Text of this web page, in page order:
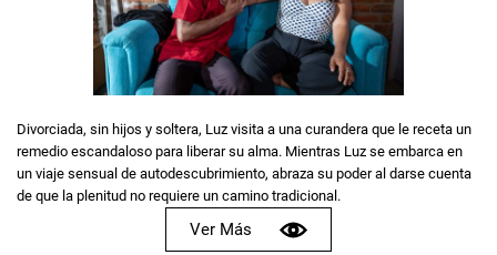
Divorciada, sin hijos y soltera, Luz visita a una curandera que le receta un
remedio escandaloso para liberar su alma. Mientras Luz se embarca en
un viaje sensual de autodescubrimiento, abraza su poder al darse cuenta
de que la plenitud no requiere un camino tradicional.
Ver Más